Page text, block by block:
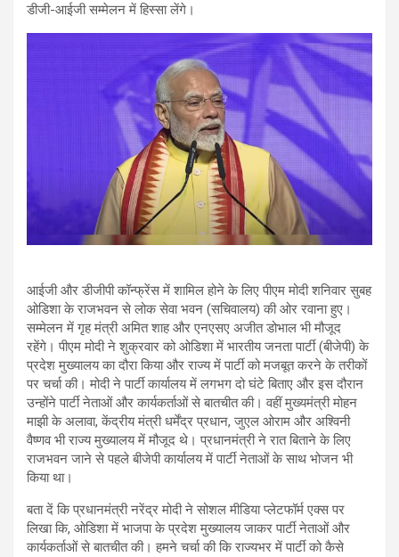
डीजी-आईजी सम्मेलन में हिस्सा लेंगे।
आईजी और डीजीपी कॉन्फ्रेंस में शामिल होने के लिए पीएम मोदी शनिवार सुबह
ओडिशा के राजभवन से लोक सेवा भवन (सचिवालय) की ओर रवाना हुए।
सम्मेलन में गृह मंत्री अमित शाह और एनएसए अजीत डोभाल भी मौजूद
रहेंगे। पीएम मोदी ने शुक्रवार को ओडिशा में भारतीय जनता पार्टी (बीजेपी) के
प्रदेश मुख्यालय का दौरा किया और राज्य में पार्टी को मजबूत करने के तरीकों
पर चर्चा की। मोदी ने पार्टी कार्यालय में लगभग दो घंटे बिताए और इस दौरान
उन्होंने पार्टी नेताओं और कार्यकर्ताओं से बातचीत की। वहीं मुख्यमंत्री मोहन
माझी के अलावा, केंद्रीय मंत्री धर्मेंद्र प्रधान, जुएल ओराम और अश्विनी
वैष्णव भी राज्य मुख्यालय में मौजूद थे। प्रधानमंत्री ने रात बिताने के लिए
राजभवन जाने से पहले बीजेपी कार्यालय में पार्टी नेताओं के साथ भोजन भी
किया था।
बता दें कि प्रधानमंत्री नरेंद्र मोदी ने सोशल मीडिया प्लेटफॉर्म एक्स पर
लिखा कि, ओडिशा में भाजपा के प्रदेश मुख्यालय जाकर पार्टी नेताओं और
कार्यकर्ताओं से बातचीत की। हमने चर्चा की कि राज्यभर में पार्टी को कैसे